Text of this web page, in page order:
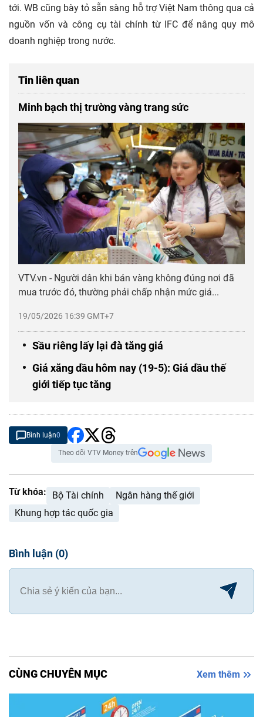
tới. WB cũng bày tỏ sẵn sàng hỗ trợ Việt Nam thông qua cả
nguồn vốn và công cụ tài chính từ IFC để nâng quy mô
doanh nghiệp trong nước.
Tin liên quan
Minh bạch thị trường vàng trang sức
19/05/2026 16:39 GMT+7
VTV.vn - Người dân khi bán vàng không đúng nơi đã
mua trước đó, thường phải chấp nhận mức giá...
Sầu riêng lấy lại đà tăng giá
Giá xăng dầu hôm nay (19-5): Giá dầu thế
giới tiếp tục tăng
Bình luận0
Theo dõi VTV Money trên
Từ khóa: Bộ Tài chính
Ngân hàng thế giới
Khung hợp tác quốc gia
Bình luận (0)
CÙNG CHUYÊN MỤC Xem thêm